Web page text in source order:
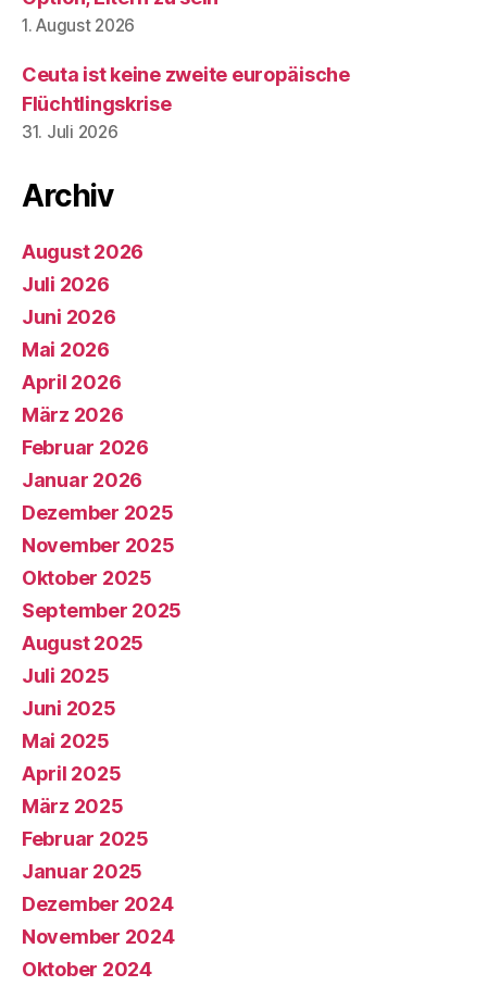
1. August 2026
Ceuta ist keine zweite europäische
Flüchtlingskrise
31. Juli 2026
Archiv
August 2026
Juli 2026
Juni 2026
Mai 2026
April 2026
März 2026
Februar 2026
Januar 2026
Dezember 2025
November 2025
Oktober 2025
September 2025
August 2025
Juli 2025
Juni 2025
Mai 2025
April 2025
März 2025
Februar 2025
Januar 2025
Dezember 2024
November 2024
Oktober 2024